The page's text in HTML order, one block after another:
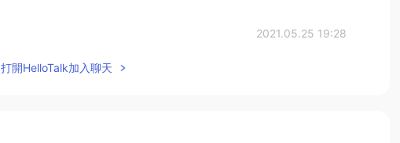
2021.05.25 19:28
打開HelloTalk加入聊天